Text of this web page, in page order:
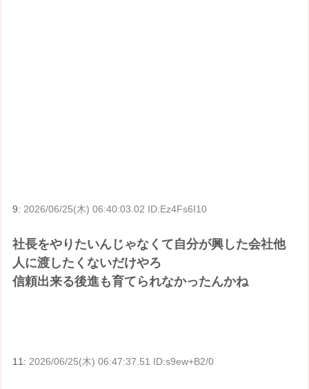
9: 2026/06/25(木) 06:40:03.02 ID:Ez4Fs6I10
社長をやりたいんじゃなくて自分が興した会社他
人に渡したくないだけやろ
信頼出来る後進も育てられなかったんかね
11:2026/06/25(木) 06:47:37.51 ID:s9ew+B2/0